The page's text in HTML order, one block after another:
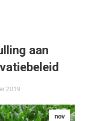
aan
2019
nov